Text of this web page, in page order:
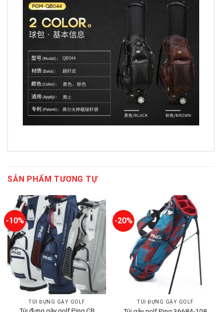
SẢN PHẨM TƯƠNG TỰ
-10%
TÚI ĐỰNG GẬY GOLF
-20%
TÚI ĐỰNG GẬY GOLF